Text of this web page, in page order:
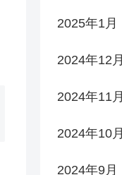
2025年1月
2024年12月
2024年11月
2024年10月
2024年9月